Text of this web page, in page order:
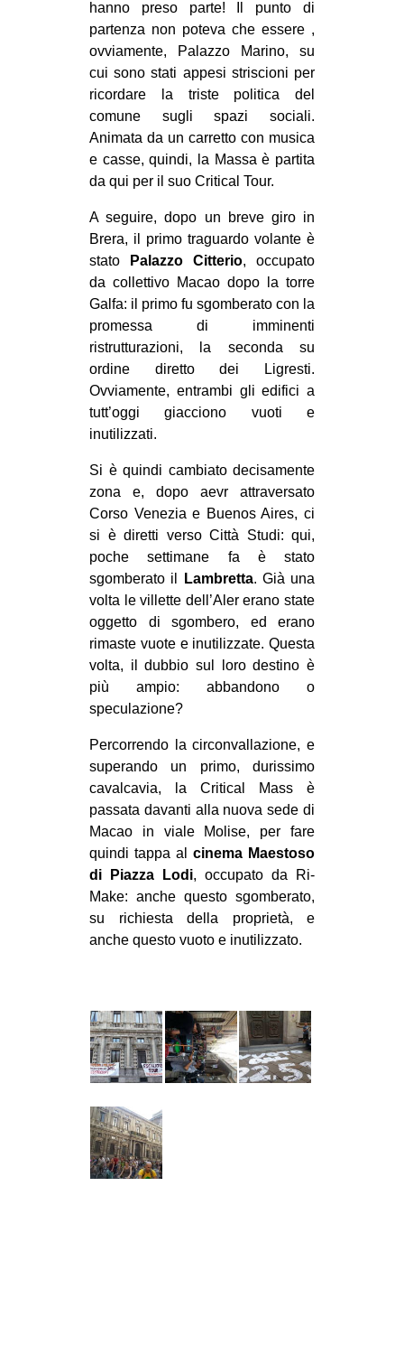
MIGRAZIONI
PRECARIATO
REPRESSIONE
STUDENTI
ARTE
MANIFESTI
RECENSIONI
INTERNAZIONALE
AFRICA
ESTREMO ORIENTE
EUROPA
MEDIO ORIENTE
EVENTI
in
Fb
tw
ms
SEARCH
hanno preso parte! Il punto di
partenza non poteva che essere ,
ovviamente, Palazzo Marino, su
cui sono stati appesi striscioni per
ricordare la triste politica del
comune sugli spazi sociali.
Animata da un carretto con musica
e casse, quindi, la Massa è partita
da qui per il suo Critical Tour.
A seguire, dopo un breve giro in
Brera, il primo traguardo volante è
stato
Palazzo Citterio, occupato
da collettivo Macao dopo la torre
Galfa: il primo fu sgomberato con la
promessa di imminenti
ristrutturazioni, la seconda su
ordine diretto dei Ligresti.
Ovviamente, entrambi gli edifici a
tutt’oggi giacciono vuoti e
inutilizzati.
Si è quindi cambiato decisamente
zona e, dopo aevr attraversato
Corso Venezia e Buenos Aires, ci
si è diretti verso Città Studi: qui,
poche settimane fa è stato
sgomberato il
Lambretta. Già una
volta le villette dell’Aler erano state
oggetto di sgombero, ed erano
rimaste vuote e inutilizzate. Questa
volta, il dubbio sul loro destino è
più ampio: abbandono o
speculazione?
Percorrendo la circonvallazione, e
superando un primo, durissimo
cavalcavia, la Critical Mass è
passata davanti alla nuova sede di
Macao in viale Molise, per fare
quindi tappa al cinema Maestoso
di Piazza Lodi, occupato da Ri-
Make: anche questo sgomberato,
su richiesta della proprietà, e
anche questo vuoto e inutilizzato.